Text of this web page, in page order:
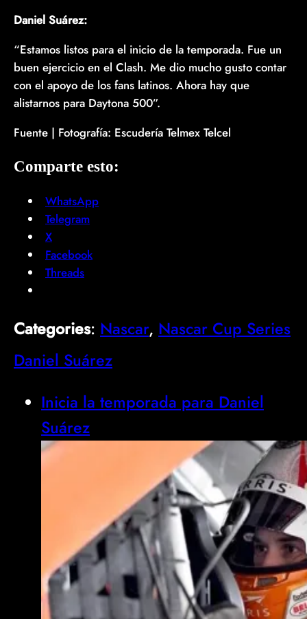
Daniel Suárez:
“Estamos listos para el inicio de la temporada. Fue un
buen ejercicio en el Clash. Me dio mucho gusto contar
con el apoyo de los fans latinos. Ahora hay que
alistarnos para Daytona 500”.
Fuente | Fotografía: Escudería Telmex Telcel
Comparte esto:
WhatsApp
Telegram
X
Facebook
Threads
Categories: Nascar, Nascar Cup Series
Daniel Suárez
Inicia la temporada para Daniel
Suárez